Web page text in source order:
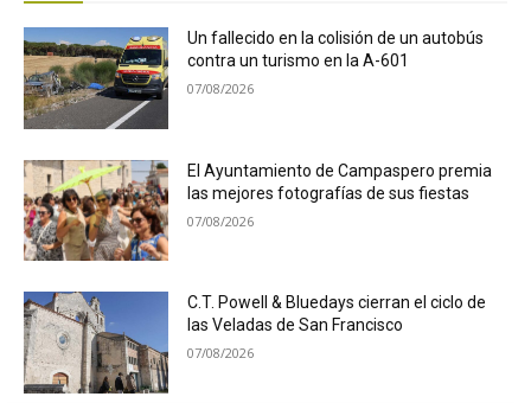
Un fallecido en la colisión de un autobús
contra un turismo en la A-601
07/08/2026
El Ayuntamiento de Campaspero premia
las mejores fotografías de sus fiestas
07/08/2026
C.T. Powell & Bluedays cierran el ciclo de
las Veladas de San Francisco
07/08/2026